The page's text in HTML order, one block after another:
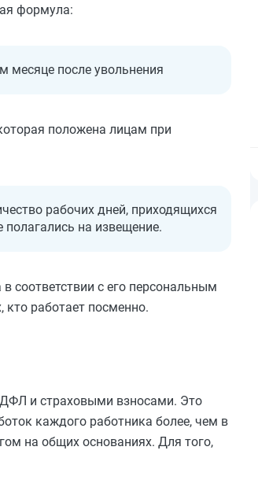
формула:
месяце после увольнения
положена лицам при
рабочих дней, приходящихся
на извещение.
соответствии с его персональным
кто работает посменно.
и страховыми взносами. Это
каждого работника более, чем в
на общих основаниях. Для того,